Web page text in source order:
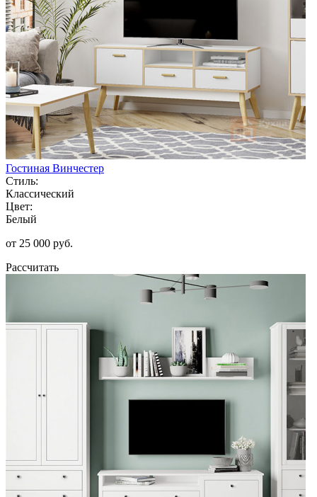
Гостиная Винчестер
Стиль:
Классический
Цвет:
Белый
от 25 000 руб.
Рассчитать